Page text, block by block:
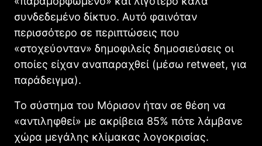
συνδεδεμένο δίκτυο. Αυτό φαινόταν
περισσότερο σε περιπτώσεις που
«στοχεύονταν» δημοφιλείς δημοσιεύσεις οι
οποίες είχαν αναπαραχθεί (μέσω retweet, για
παράδειγμα).
Το σύστημα του Μόρισον ήταν σε θέση να
«αντιληφθεί» με ακρίβεια 85% πότε λάμβανε
χώρα μεγάλης κλίμακας λογοκρισίας.